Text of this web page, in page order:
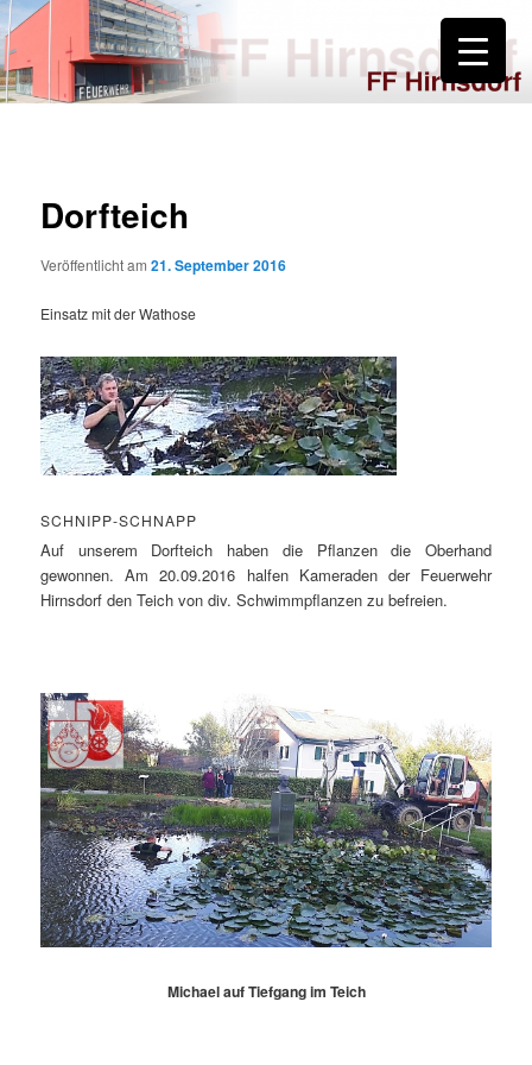
Zum
primären
Inhalt
springenFF Hirnsdorf
Dorfteich
Veröffentlicht am21. September 2016
Einsatz mit der Wathose
SCHNIPP-SCHNAPP
Auf unserem Dorfteich haben die Pflanzen die Oberhand
gewonnen. Am 20.09.2016 halfen Kameraden der Feuerwehr
Hirnsdorf den Teich von div. Schwimmpflanzen zu befreien.
Michael auf Tiefgang im Teich